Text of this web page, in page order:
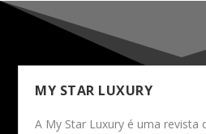
MY STAR LUXURY
A My Star Luxury é uma revista